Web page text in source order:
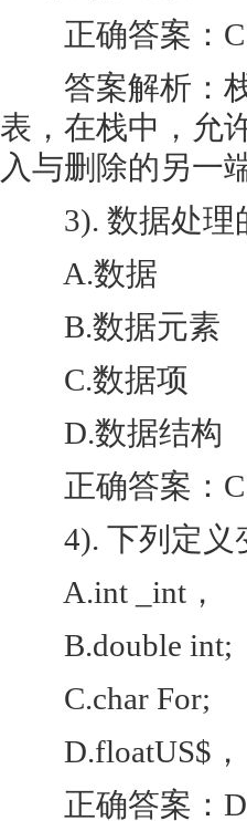
正确答案：C
答案解析：栈
表，在栈中，允
入与删除的另一
3). 数据处理
A.数据
B.数据元素
C.数据项
D.数据结构
正确答案：C
4). 下列定义
A.int _int，
B.double int;
C.char For;
D.floatUS$，
正确答案：D